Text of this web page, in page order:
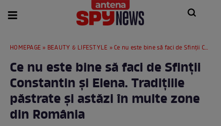
HOMEPAGE » BEAUTY & LIFESTYLE » Ce nu este bine să faci de Sfinții Constantin și Elena. Tradițiile păstrate și astăzi în multe zone din România
Ce nu este bine să faci de Sfinții
Constantin și Elena. Tradițiile
păstrate și astăzi în multe zone
din România